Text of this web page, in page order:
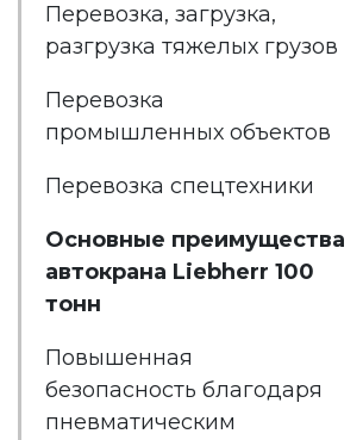
Перевозка, загрузка,
разгрузка тяжелых грузов
Перевозка
промышленных объектов
Перевозка спецтехники
Основные преимущества
автокрана Liebherr 100
тонн
Повышенная
безопасность благодаря
пневматическим